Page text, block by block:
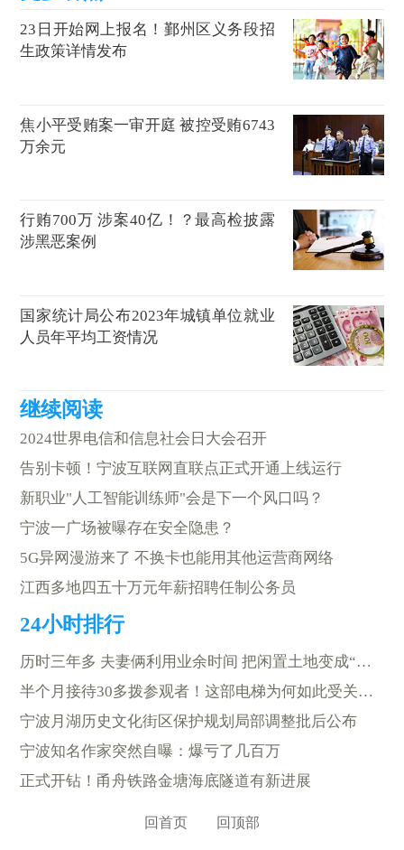
23日开始网上报名！鄞州区义务段招
生政策详情发布
焦小平受贿案一审开庭 被控受贿6743
万余元
行贿700万 涉案40亿！？最高检披露
涉黑恶案例
国家统计局公布2023年城镇单位就业
人员年平均工资情况
2024世界电信和信息社会日大会召开
告别卡顿！宁波互联网直联点正式开通上线运行
新职业"人工智能训练师"会是下一个风口吗？
宁波一广场被曝存在安全隐患？
5G异网漫游来了 不换卡也能用其他运营商网络
江西多地四五十万元年薪招聘任制公务员
历时三年多 夫妻俩利用业余时间 把闲置土地变成“莫奈花园”
半个月接待30多拨参观者！这部电梯为何如此受关注？
宁波月湖历史文化街区保护规划局部调整批后公布
宁波知名作家突然自曝：爆亏了几百万
正式开钻！甬舟铁路金塘海底隧道有新进展
回首页 回顶部